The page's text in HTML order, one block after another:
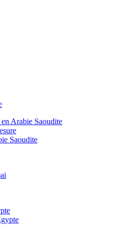
Arabie Saoudite
Saoudite